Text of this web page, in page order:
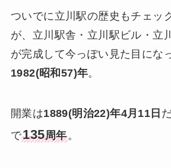
ついでに立川駅の歴史もチェッ
が、立川駅舎・立川駅ビル・立
が完成して今っぽい見た目にな
1982(昭和57)年。
開業は1889(明治22)年4月11日
で135周年。